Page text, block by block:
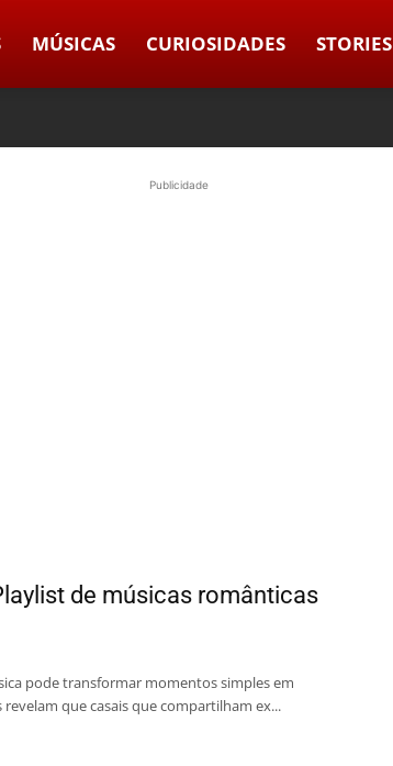
MÚSICAS CURIOSIDADES STORIES
Publicidade
de músicas românticas
pode transformar momentos simples em
que casais que compartilham ex...